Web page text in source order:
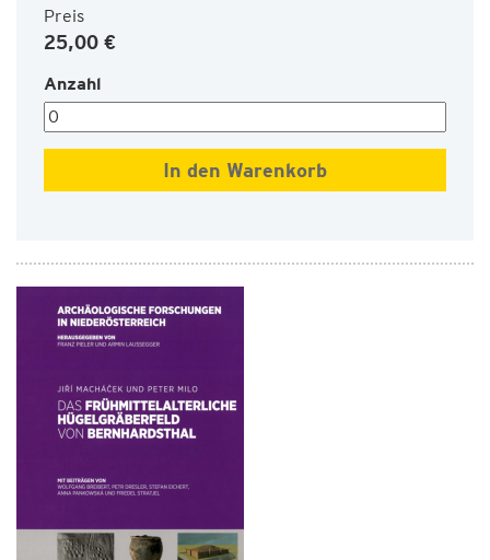
Preis
25,00 €
Anzahl